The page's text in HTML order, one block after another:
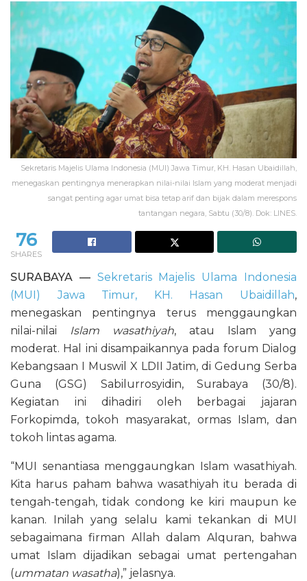
Sekretaris Majelis Ulama Indonesia (MUI) Jawa Timur, KH. Hasan Ubaidillah,
menegaskan pentingnya menerapkan nilai-nilai Islam yang moderat menjadi
sangat penting agar umat bisa tetap arif dan bijak dalam merespons
tantangan negara, Sabtu (30/8). Dok: LINES.
76
SHARES
SURABAYA — Sekretaris Majelis Ulama Indonesia
(MUI) Jawa Timur, KH. Hasan Ubaidillah,
menegaskan pentingnya terus menggaungkan
nilai-nilai
Islam wasathiyah, atau Islam yang
moderat. Hal ini disampaikannya pada forum Dialog
Kebangsaan I Muswil X LDII Jatim, di Gedung Serba
Guna (GSG) Sabilurrosyidin, Surabaya (30/8).
Kegiatan ini dihadiri oleh berbagai jajaran
Forkopimda, tokoh masyarakat, ormas Islam, dan
tokoh lintas agama.
“MUI senantiasa menggaungkan Islam wasathiyah.
Kita harus paham bahwa wasathiyah itu berada di
tengah-tengah, tidak condong ke kiri maupun ke
kanan. Inilah yang selalu kami tekankan di MUI
sebagaimana firman Allah dalam Alquran, bahwa
umat Islam dijadikan sebagai umat pertengahan
(ummatan wasatha),” jelasnya.